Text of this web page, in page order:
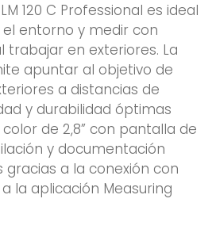
120 C Professional es ideal
entorno y medir con
trabajar en exteriores. La
apuntar al objetivo de
a distancias de
y durabilidad óptimas
de 2,8” con pantalla de
y documentación
gracias a la conexión con
la aplicación Measuring